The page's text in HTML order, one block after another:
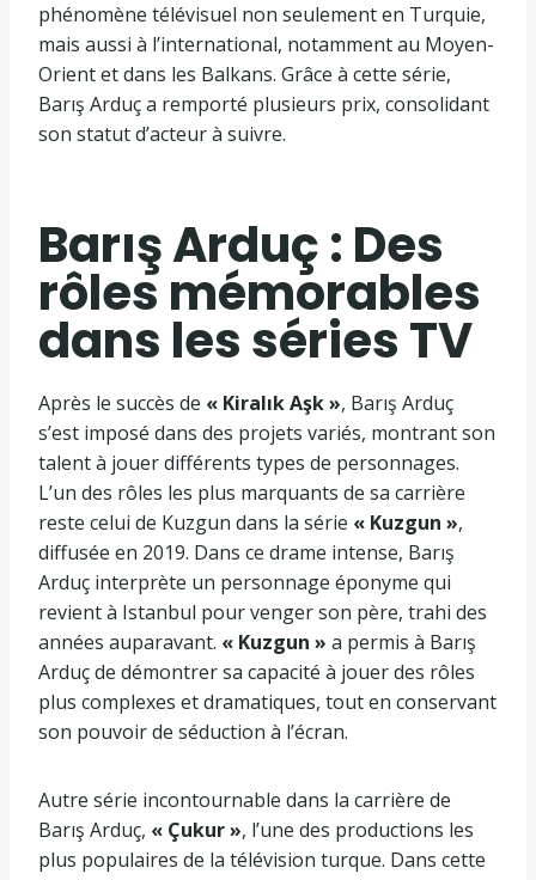
phénomène télévisuel non seulement en Turquie,
mais aussi à l’international, notamment au Moyen-
Orient et dans les Balkans. Grâce à cette série,
Barış Arduç a remporté plusieurs prix, consolidant
son statut d’acteur à suivre.
Barış Arduç : Des
rôles mémorables
dans les séries TV
Après le succès de « Kiralık Aşk », Barış Arduç
s’est imposé dans des projets variés, montrant son
talent à jouer différents types de personnages.
L’un des rôles les plus marquants de sa carrière
reste celui de Kuzgun dans la série « Kuzgun »,
diffusée en 2019. Dans ce drame intense, Barış
Arduç interprète un personnage éponyme qui
revient à Istanbul pour venger son père, trahi des
années auparavant. « Kuzgun » a permis à Barış
Arduç de démontrer sa capacité à jouer des rôles
plus complexes et dramatiques, tout en conservant
son pouvoir de séduction à l’écran.
Autre série incontournable dans la carrière de
Barış Arduç, « Çukur », l’une des productions les
plus populaires de la télévision turque. Dans cette